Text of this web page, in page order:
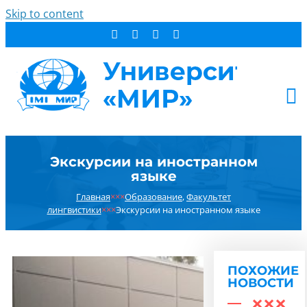
Skip to content
СТУДЕНТУ
ОБ УНИВЕРСИТЕТЕ
НОВОСТИ
РЕЗУЛЬТАТ ПОИСКА:
Экскурсии на иностранном
языке
Главная×××Образование,Факультет
лингвистики×××Экскурсии на иностранном языке
ПОХОЖИЕ
НОВОСТИ